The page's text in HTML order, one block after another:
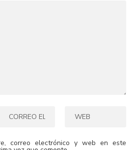
correo electrónico y web en este